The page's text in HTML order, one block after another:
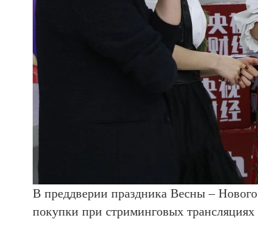
В преддверии праздника Весны –
покупки при стриминговых